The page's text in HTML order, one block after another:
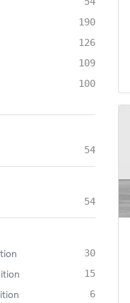
190
126
109
100
54
54
30
15
6